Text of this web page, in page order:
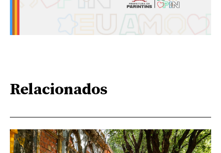
Relacionados